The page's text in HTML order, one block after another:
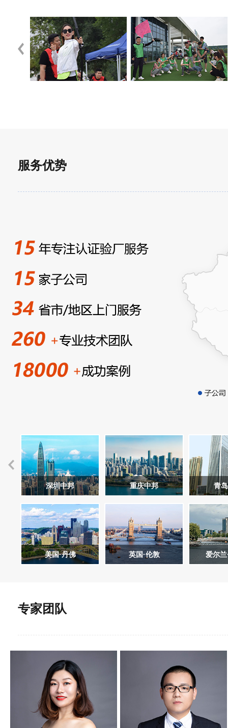
07
2026-01
恭贺上海XX标签有限公司2026年1月顺利通
10
2025-11
恭贺江苏XX农化股份有限公司2025年11月
24
2025-10
服务优势
深圳中邦 重庆中邦 青
美国·丹佛 英国·伦敦 爱尔兰
专家团队